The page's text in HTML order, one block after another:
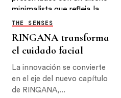
THE SENSES
RINGANA transforma
el cuidado facial
La innovación se convierte
en el eje del nuevo capítulo
de RINGANA,...